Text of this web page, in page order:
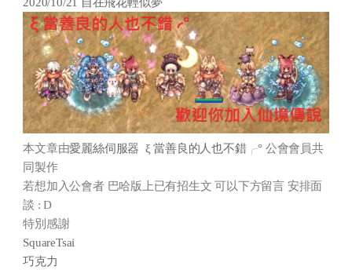
本文章由愛麗絲伺服器 ξ 當善良的人也不錯╭° 公會會員共
同製作
若想加入公會者 巴哈版上已有招生文 可以下方留言 安排面
談 : D
特別感謝
SquareTsai
巧克力